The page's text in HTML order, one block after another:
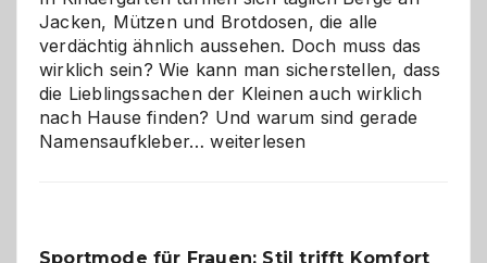
Jacken, Mützen und Brotdosen, die alle
verdächtig ähnlich aussehen. Doch muss das
wirklich sein? Wie kann man sicherstellen, dass
die Lieblingssachen der Kleinen auch wirklich
nach Hause finden? Und warum sind gerade
Namensaufkleber…Namensaufkleber
weiterlesen
Sportmode für Frauen: Stil trifft Komfort